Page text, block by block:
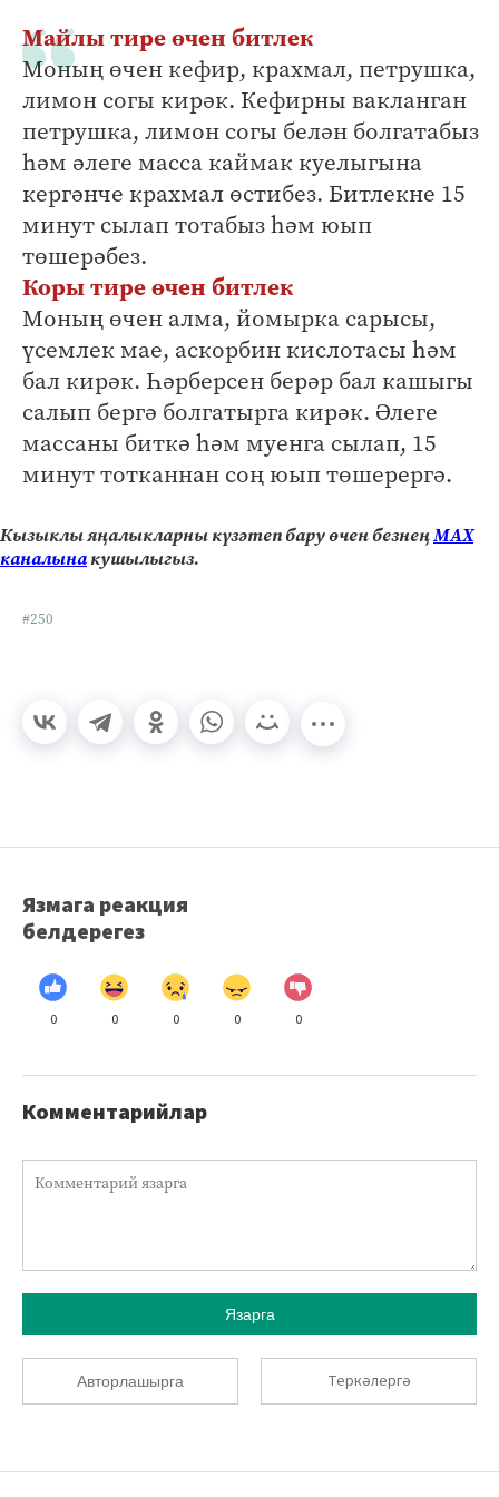
Майлы тире өчен битлек
Моның өчен кефир, крахмал, петрушка,
лимон согы кирәк. Кефирны вакланган
петрушка, лимон согы белән болгатабыз
һәм әлеге масса каймак куелыгына
кергәнче крахмал өстибез. Битлекне 15
минут сылап тотабыз һәм юып
төшерәбез.
Коры тире өчен битлек
Моның өчен алма, йомырка сарысы,
үсемлек мае, аскорбин кислотасы һәм
бал кирәк. Һәрберсен берәр бал кашыгы
салып бергә болгатырга кирәк. Әлеге
массаны биткә һәм муенга сылап, 15
минут тотканнан соң юып төшерергә.
Кызыклы яңалыкларны күзәтеп бару өчен безнеңМАХ
каналынакушылыгыз.
#250
Язмага реакция
белдерегез
0 0 0 0 0
Комментарийлар
Язарга
Авторлашырга Теркәлергә